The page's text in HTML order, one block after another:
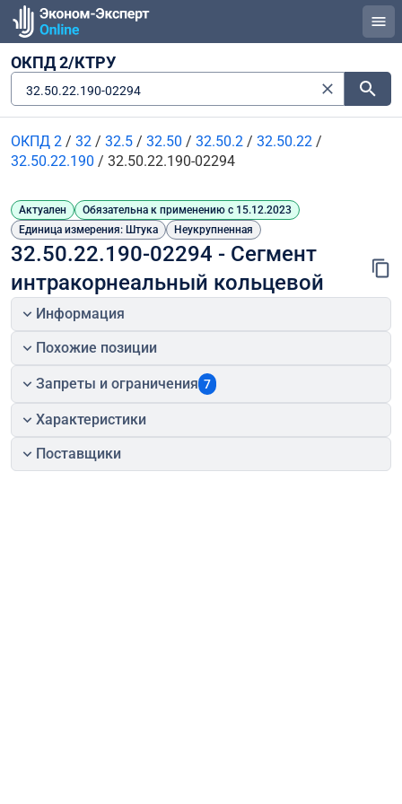
ОКПД 2/КТРУ
32.50.22.190-02294
ОКПД 2 / 32 / 32.5 / 32.50 / 32.50.2 / 32.50.22 /
32.50.22.190 / 32.50.22.190-02294
Актуален
Обязательна к применению с 15.12.2023
Единица измерения: Штука
Неукрупненная
32.50.22.190-02294 - Сегмент
интракорнеальный кольцевой
Информация
Похожие позиции
Запреты и ограничения 7
Характеристики
Поставщики